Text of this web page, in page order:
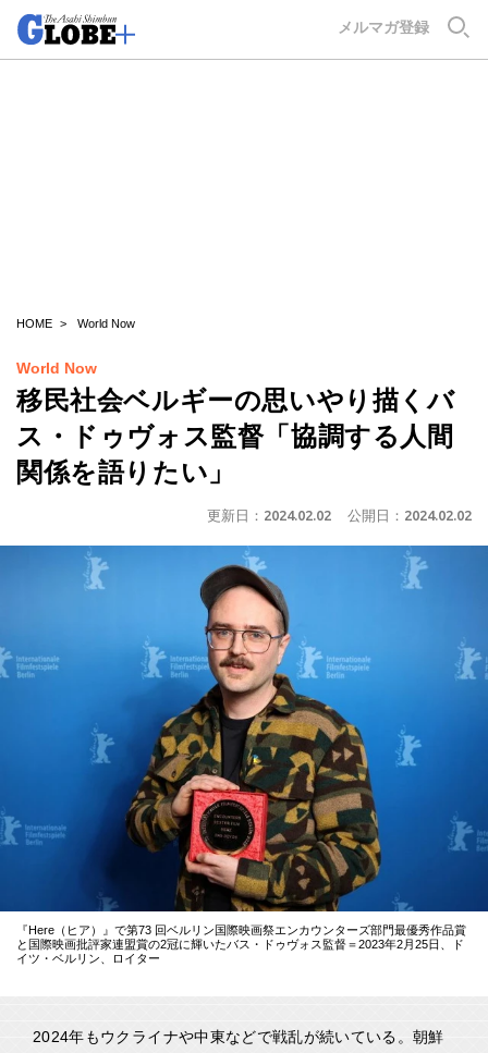
メルマガ登録
HOME World Now
World Now
移民社会ベルギーの思いやり描くバ
ス・ドゥヴォス監督「協調する人間
関係を語りたい」
更新日： 2024.02.02 公開日： 2024.02.02
『Here（ヒア）』で第73 回ベルリン国際映画祭エンカウンターズ部門最優秀作品賞
と国際映画批評家連盟賞の2冠に輝いたバス・ドゥヴォス監督＝2023年2月25日、ド
イツ・ベルリン、ロイター
2024年もウクライナや中東などで戦乱が続いている。朝鮮